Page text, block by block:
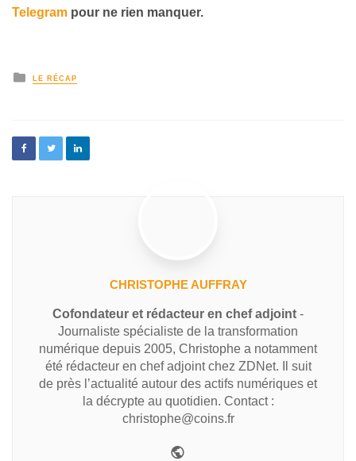
Telegram pour ne rien manquer.
LE RÉCAP
CHRISTOPHE AUFFRAY
Cofondateur et rédacteur en chef adjoint -
Journaliste spécialiste de la transformation
numérique depuis 2005, Christophe a notamment
été rédacteur en chef adjoint chez ZDNet. Il suit
de près l’actualité autour des actifs numériques et
la décrypte au quotidien. Contact :
christophe@coins.fr